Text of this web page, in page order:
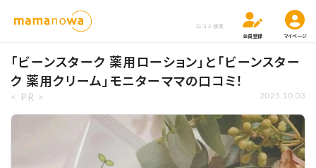
口コミ検索
会員登録
マイページ
「ビーンスターク 薬用ローション」と「ビーンスター
ク 薬用クリーム」モニターママの口コミ！
< PR > 2025.10.03